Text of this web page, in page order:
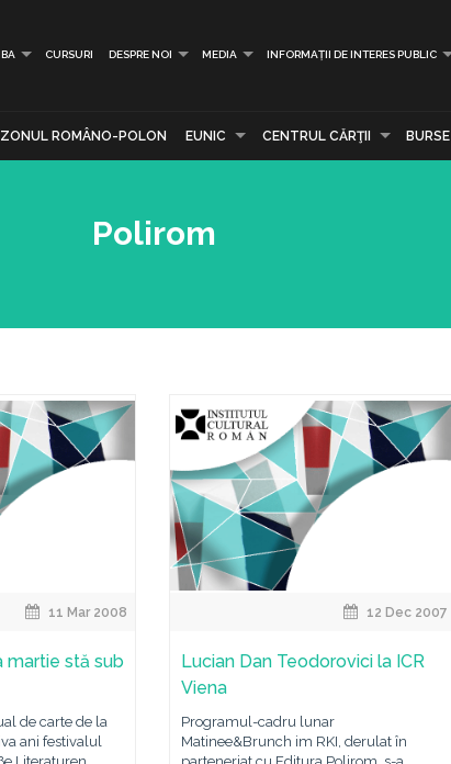
CURSURI DESPRE NOI MEDIA INFORMAȚII DE INTERES PUBLIC
ROMÂNO-POLON EUNIC CENTRUL CĂRŢII BURSE
Polirom
11 Mar 2008
martie stă sub
de carte de la
ani festivalul
12 Dec 2007
Lucian Dan Teodorovici la ICR
Viena
Programul-cadru lunar
Matinee&Brunch im RKI, derulat în